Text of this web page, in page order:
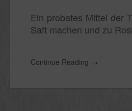
Ein probates Mittel der
Saft machen und zu
Continue Reading →